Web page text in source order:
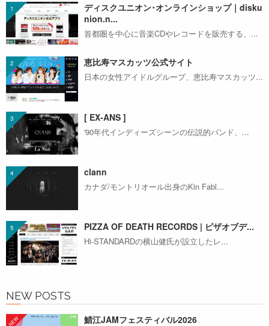
ディスクユニオン･オンラインショップ｜disku
nion.n...
首都圏を中心に音楽CDやレコードを販売する、...
恵比寿マスカッツ公式サイト
日本の女性アイドルグループ、恵比寿マスカッツ...
[ EX-ANS ]
'90年代インディーズシーンの伝説的バンド、...
clann
カナダ/モントリオール出身のKin Fabl...
PIZZA OF DEATH RECORDS | ピザオブデ...
Hi-STANDARDの横山健氏が設立したレ...
NEW POSTS
鯖江JAMフェスティバル2026